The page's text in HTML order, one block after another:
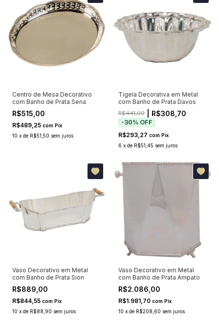
Centro de Mesa Decorativo
com Banho de Prata Sena
R$515,00
R$489,25 com Pix
10 x de R$51,50 sem juros
Tigela Decorativa em Metal
com Banho de Prata Davos
R$441,00| R$308,70
-30% OFF
R$293,27 com Pix
6 x de R$51,45 sem juros
Vaso Decorativo em Metal
com Banho de Prata Sion
R$889,00
R$844,55 com Pix
10 x de R$88,90 sem juros
Vaso Decorativo em Metal
com Banho de Prata Ampato
R$2.086,00
R$1.981,70 com Pix
10 x de R$208,60 sem juros